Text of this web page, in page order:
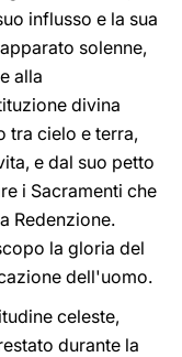
influsso e la sua
solenne,
alla
divina
tra cielo e terra,
e dal suo petto
i Sacramenti che
Redenzione.
la gloria del
dell'uomo.
celeste,
durante la